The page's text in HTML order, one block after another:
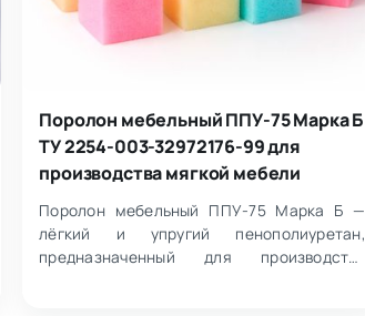
Поролон мебельный ППУ-75 Марка Б
ТУ 2254-003-32972176-99 для
производства мягкой мебели
Поролон мебельный ППУ-75 Марка Б —
лёгкий и упругий пенополиуретан,
предназначенный для производства